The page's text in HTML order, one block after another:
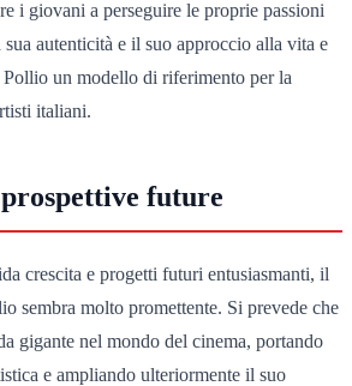
i giovani a perseguire le proprie passioni
autenticità e il suo approccio alla vita e
Pollio un modello di riferimento per la
italiani.
future
crescita e progetti futuri entusiasmanti, il
sembra molto promettente. Si prevede che
gigante nel mondo del cinema, portando
e ampliando ulteriormente il suo